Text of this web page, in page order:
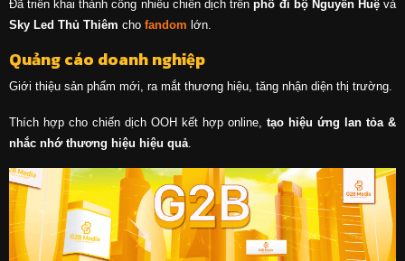
Đã triển khai thành công nhiều chiến dịch trênphố đi bộ Nguyễn Huệ và
Sky Led Thủ Thiêm cho fandom lớn.
Quảng cáo doanh nghiệp
Giới thiệu sản phẩm mới, ra mắt thương hiệu, tăng nhận diện thị trường.
Thích hợp cho chiến dịch OOH kết hợp online,tạo hiệu ứng lan tỏa &
nhắc nhớ thương hiệu hiệu quả.